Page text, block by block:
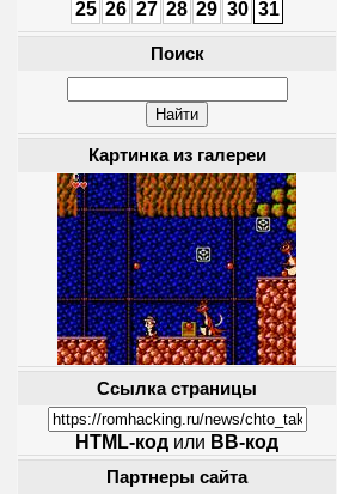
25 26 27 28 29 30 31
Поиск
Картинка из галереи
Ссылка страницы
HTML-код или BB-код
Партнеры сайта